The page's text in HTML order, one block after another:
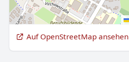
Auf OpenStreetMap ansehen